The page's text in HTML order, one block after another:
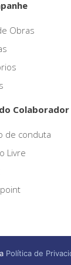
Obras
Colaborador
de conduta
Livre
Política de